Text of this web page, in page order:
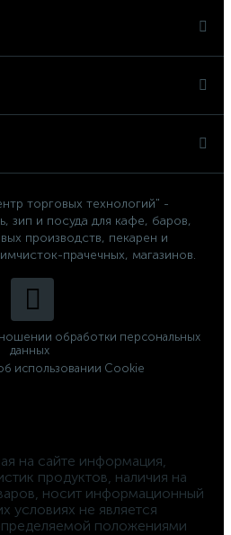
торговых технологий" -
зип и посуда для кафе, баров,
производств, пекарен и
прачечных, магазинов.
обработки персональных
данных
использовании Cookie
продуктов, наличия на
носит информационный
условиях не является
положениями